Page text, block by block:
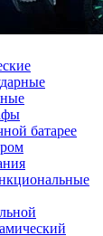
батарее